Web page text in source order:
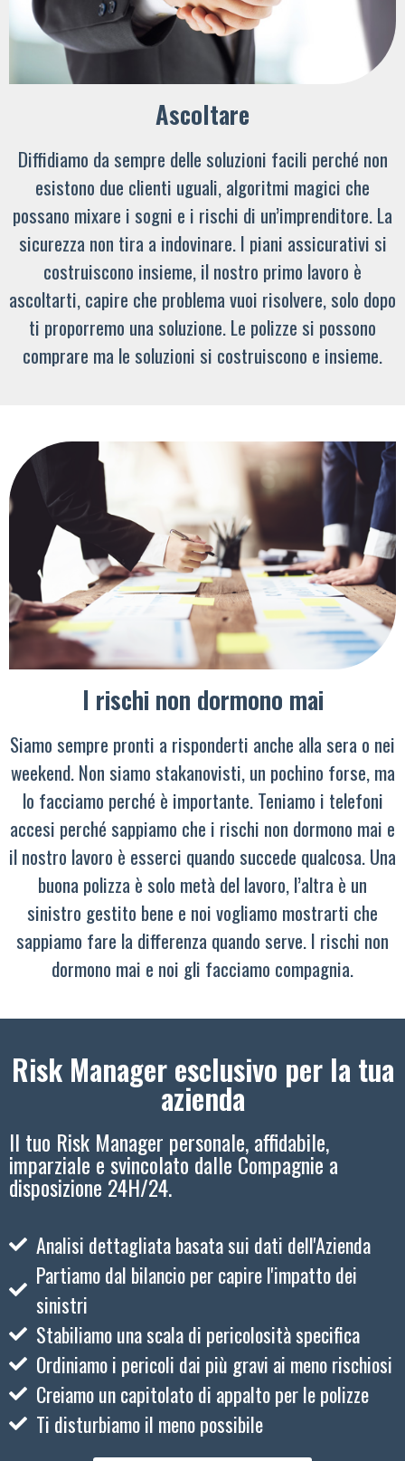
Ascoltare
Diffidiamo da sempre delle soluzioni facili perché non
esistono due clienti uguali, algoritmi magici che
possano mixare i sogni e i rischi di un’imprenditore. La
sicurezza non tira a indovinare. I piani assicurativi si
costruiscono insieme, il nostro primo lavoro è
ascoltarti, capire che problema vuoi risolvere, solo dopo
ti proporremo una soluzione. Le polizze si possono
comprare ma le soluzioni si costruiscono e insieme.
I rischi non dormono mai
Siamo sempre pronti a risponderti anche alla sera o nei
weekend. Non siamo stakanovisti, un pochino forse, ma
lo facciamo perché è importante. Teniamo i telefoni
accesi perché sappiamo che i rischi non dormono mai e
il nostro lavoro è esserci quando succede qualcosa. Una
buona polizza è solo metà del lavoro, l’altra è un
sinistro gestito bene e noi vogliamo mostrarti che
sappiamo fare la differenza quando serve. I rischi non
dormono mai e noi gli facciamo compagnia.
Risk Manager esclusivo per la tua
azienda
Il tuo Risk Manager personale, affidabile,
imparziale e svincolato dalle Compagnie a
disposizione 24H/24.
Analisi dettagliata basata sui dati dell'Azienda
Partiamo dal bilancio per capire l'impatto dei
sinistri
Stabiliamo una scala di pericolosità specifica
Ordiniamo i pericoli dai più gravi ai meno rischiosi
Creiamo un capitolato di appalto per le polizze
Ti disturbiamo il meno possibile